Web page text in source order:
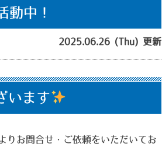
動中！
2025.06.26 (Thu) 更新
います
りお問合せ・ご依頼をいただいてお